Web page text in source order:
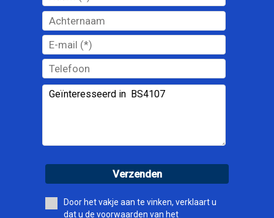
Verzenden
Door het vakje aan te vinken, verklaart u
dat u de voorwaarden van het